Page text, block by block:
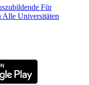
Für
Alle Universitäten